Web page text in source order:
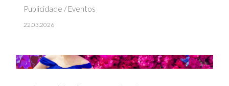
Publicidade / Eventos
22.03.2026